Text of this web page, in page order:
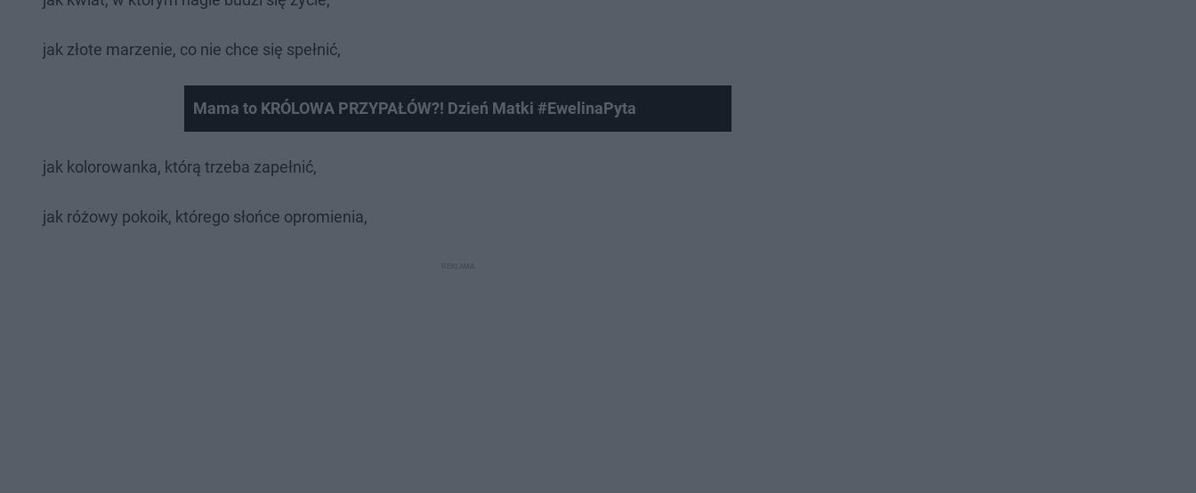
jak złote marzenie, co nie chce się spełnić,
Mama to KRÓLOWA PRZYPAŁÓW?! Dzień Matki #EwelinaPyta
jak kolorowanka, którą trzeba zapełnić,
jak różowy pokoik, którego słońce opromienia,